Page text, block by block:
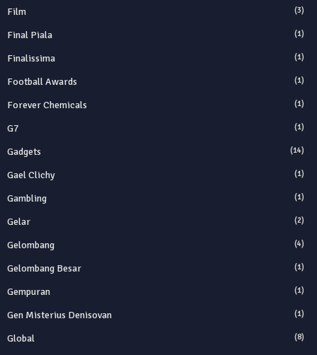
Film (3)
Final Piala (1)
Finalissima (1)
Football Awards (1)
Forever Chemicals (1)
G7 (1)
Gadgets (14)
Gael Clichy (1)
Gambling (1)
Gelar (2)
Gelombang (4)
Gelombang Besar (1)
Gempuran (1)
Gen Misterius Denisovan (1)
Global (8)